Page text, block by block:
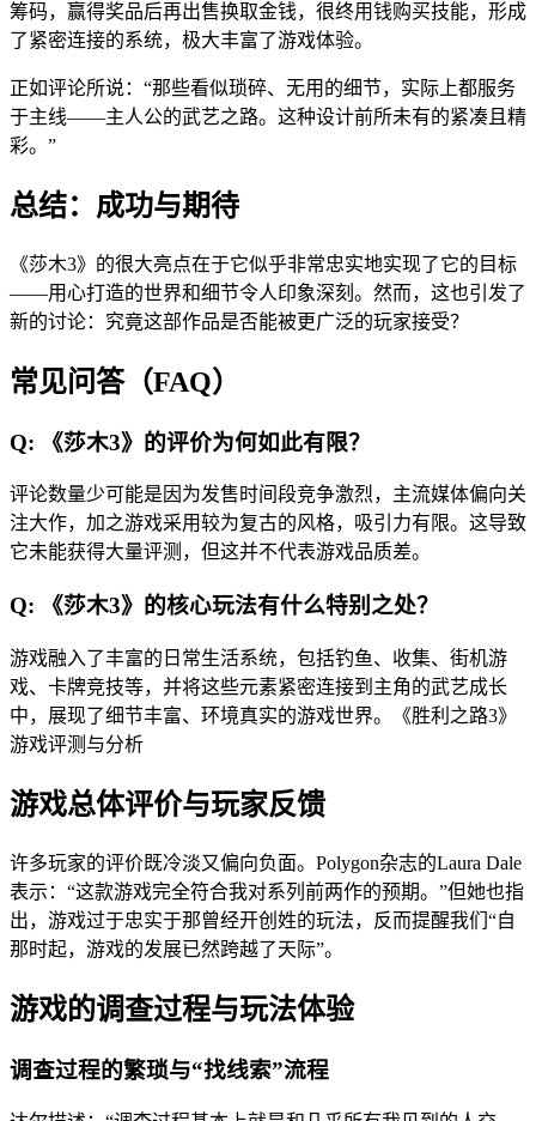
筹码，赢得奖品后再出售换取金钱，很终用钱购买技能，形成
了紧密连接的系统，极大丰富了游戏体验。
正如评论所说：“那些看似琐碎、无用的细节，实际上都服务
于主线——主人公的武艺之路。这种设计前所未有的紧凑且精
彩。”
总结：成功与期待
《莎木3》的很大亮点在于它似乎非常忠实地实现了它的目标
——用心打造的世界和细节令人印象深刻。然而，这也引发了
新的讨论：究竟这部作品是否能被更广泛的玩家接受？
常见问答（FAQ）
Q: 《莎木3》的评价为何如此有限？
评论数量少可能是因为发售时间段竞争激烈，主流媒体偏向关
注大作，加之游戏采用较为复古的风格，吸引力有限。这导致
它未能获得大量评测，但这并不代表游戏品质差。
Q: 《莎木3》的核心玩法有什么特别之处？
游戏融入了丰富的日常生活系统，包括钓鱼、收集、街机游
戏、卡牌竞技等，并将这些元素紧密连接到主角的武艺成长
中，展现了细节丰富、环境真实的游戏世界。《胜利之路3》
游戏评测与分析
游戏总体评价与玩家反馈
许多玩家的评价既冷淡又偏向负面。Polygon杂志的Laura Dale
表示：“这款游戏完全符合我对系列前两作的预期。”但她也指
出，游戏过于忠实于那曾经开创姓的玩法，反而提醒我们“自
那时起，游戏的发展已然跨越了天际”。
游戏的调查过程与玩法体验
调查过程的繁琐与“找线索”流程